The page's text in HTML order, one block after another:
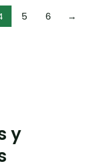
5 6 →
y